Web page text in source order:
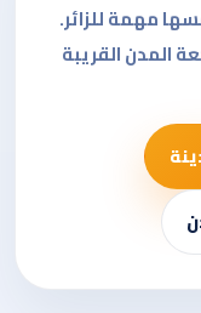
مهمة للزائر.
المدن القريبة